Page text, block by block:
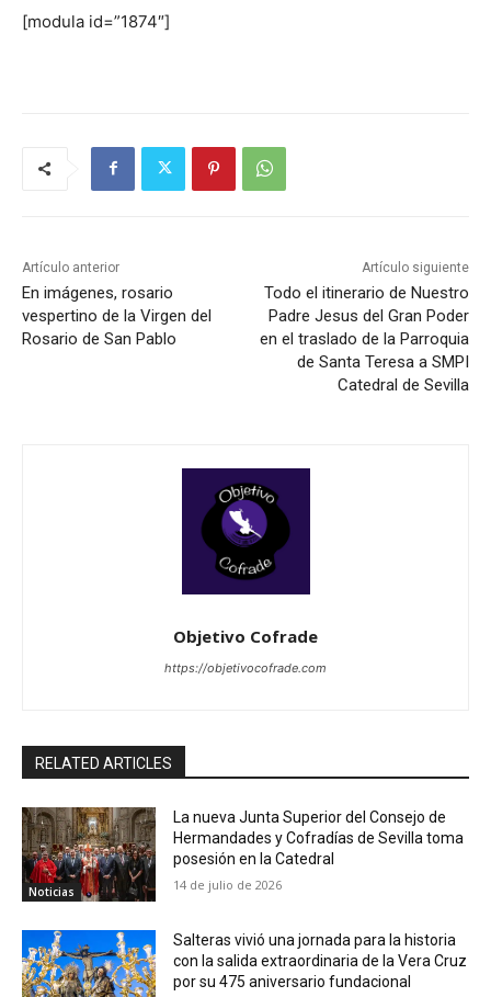
[modula id=”1874″]
Artículo anterior
En imágenes, rosario
vespertino de la Virgen del
Rosario de San Pablo
Artículo siguiente
Todo el itinerario de Nuestro
Padre Jesus del Gran Poder
en el traslado de la Parroquia
de Santa Teresa a SMPI
Catedral de Sevilla
Objetivo Cofrade
https://objetivocofrade.com
RELATED ARTICLES
Noticias
La nueva Junta Superior del Consejo de
Hermandades y Cofradías de Sevilla toma
posesión en la Catedral
14 de julio de 2026
Salteras vivió una jornada para la historia
con la salida extraordinaria de la Vera Cruz
por su 475 aniversario fundacional